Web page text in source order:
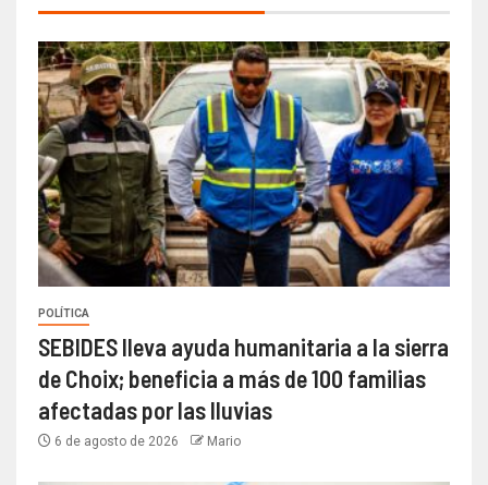
POLÍTICA
SEBIDES lleva ayuda humanitaria a la sierra
de Choix; beneficia a más de 100 familias
afectadas por las lluvias
6 de agosto de 2026 Mario